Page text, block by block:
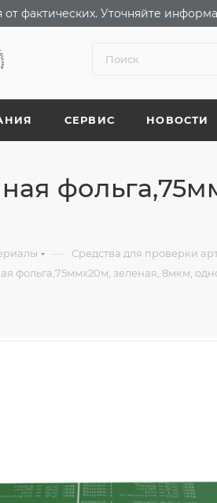
от фактических. Уточняйте
СЕРВИС НОВОСТИ
— Средства для проверки
фольга,75ммх20м, зеленая, 8мкм,